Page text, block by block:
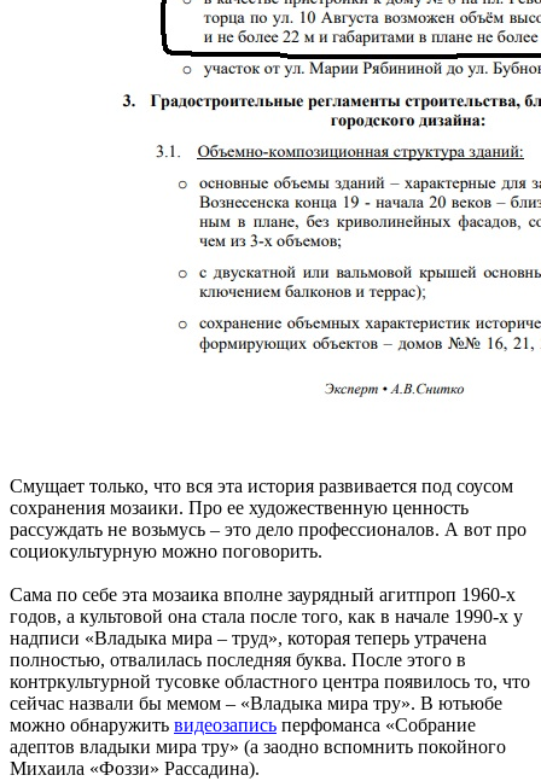
Смущает только, что вся эта история развивается под соусом
сохранения мозаики. Про ее художественную ценность
рассуждать не возьмусь – это дело профессионалов. А вот про
социокультурную можно поговорить.
Сама по себе эта мозаика вполне заурядный агитпроп 1960-х
годов, а культовой она стала после того, как в начале 1990-х у
надписи «Владыка мира – труд», которая теперь утрачена
полностью, отвалилась последняя буква. После этого в
контркультурной тусовке областного центра появилось то, что
сейчас назвали бы мемом – «Владыка мира тру». В ютьюбе
можно обнаружить видеозапись перфоманса «Собрание
адептов владыки мира тру» (а заодно вспомнить покойного
Михаила «Фоззи» Рассадина).